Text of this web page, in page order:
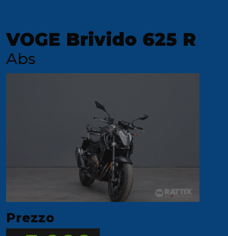
VOGE Brivido 625 R
Abs
Prezzo